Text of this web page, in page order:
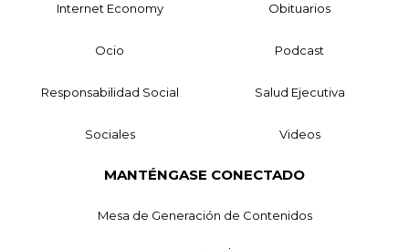
Internet Economy Obituarios
Ocio Podcast
Responsabilidad Social Salud Ejecutiva
Sociales Videos
MANTÉNGASE CONECTADO
Mesa de Generación de Contenidos